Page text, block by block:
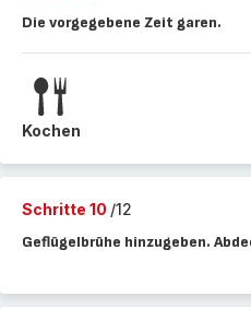
Die vorgegebene Zeit garen.
Kochen
Schritte 10 /12
Geflügelbrühe hinzugeben.